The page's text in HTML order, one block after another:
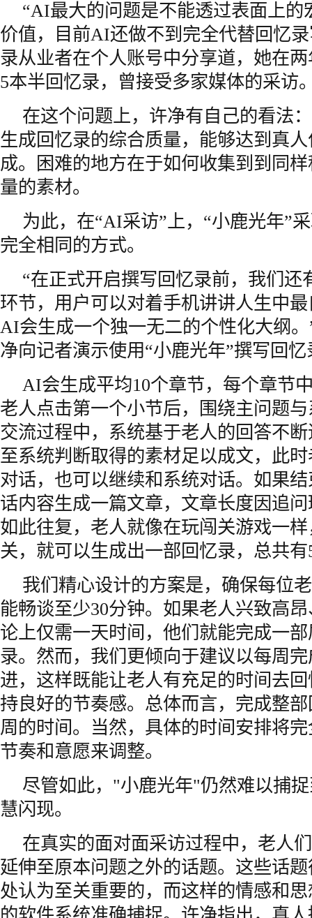
“AI最大的问题是不能透过表面上的
价值，目前AI还做不到完全代替回忆
录从业者在个人账号中分享道，她在
5本半回忆录，曾接受多家媒体的采访
在这个问题上，许净有自己的看法
生成回忆录的综合质量，能够达到真
成。困难的地方在于如何收集到到同
量的素材。
为此，在“AI采访”上，“小鹿光年”
完全相同的方式。
“在正式开启撰写回忆录前，我们还
环节，用户可以对着手机讲讲人生中
AI会生成一个独一无二的个性化大纲
净向记者演示使用“小鹿光年”撰写回忆
AI会生成平均10个章节，每个章节
老人点击第一个小节后，围绕主问题
交流过程中，系统基于老人的回答不
至系统判断取得的素材足以成文，此
对话，也可以继续和系统对话。如果
话内容生成一篇文章，文章长度因追
如此往复，老人就像在玩闯关游戏一
关，就可以生成出一部回忆录，总共有
我们精心设计的方案是，确保每位
能畅谈至少30分钟。如果老人兴致高
论上仅需一天时间，他们就能完成一
录。然而，我们更倾向于建议以每周
进，这样既能让老人有充足的时间去
持良好的节奏感。总体而言，完成整
周的时间。当然，具体的时间安排将
节奏和意愿来调整。
尽管如此，"小鹿光年"仍然难以捕
慧闪现。
在真实的面对面采访过程中，老人
延伸至原本问题之外的话题。这些话
处认为至关重要的，而这样的情感和